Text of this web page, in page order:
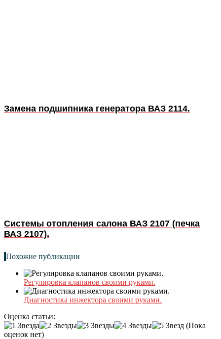
Замена подшипника генератора ВАЗ 2114.
Системы отопления салона ВАЗ 2107 (печка
ВАЗ 2107).
Похожие публикации
Регулировка клапанов своими руками.
Диагностика инжектора своими руками.
Оценка статьи:
(Пока
оценок нет)